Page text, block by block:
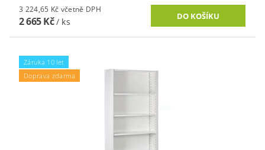
3 224,65 Kč včetně DPH
2 665 Kč/ ks
Záruka 10 let
Doprava zdarma